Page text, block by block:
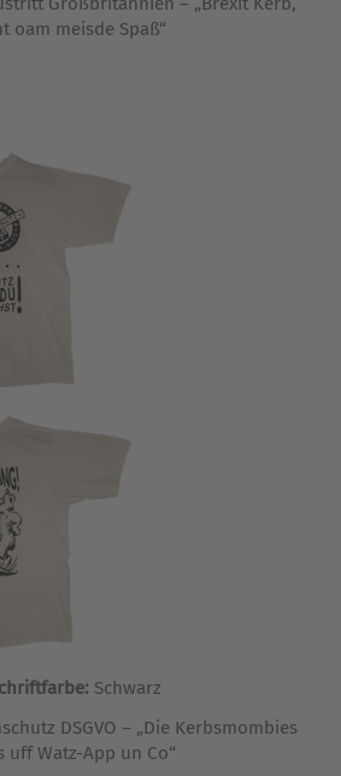
oam meisde Spaß“
Schwarz
DSGVO – „Die Kerbsmombies
Watz-App un Co“